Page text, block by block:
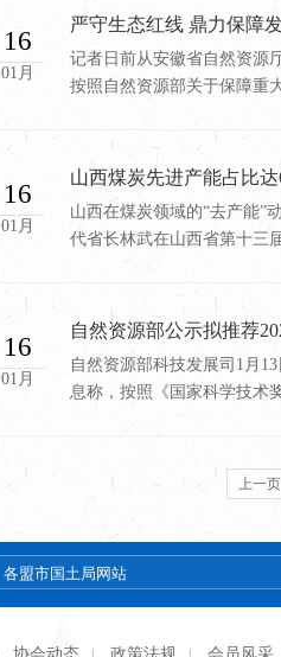
16
01月
严守生态红线 鼎力保障
记者日前从安徽省自然资源
按照自然资源部关于保障重
16
01月
山西煤炭先进产能占比达
山西在煤炭领域的“去产能”
代省长林武在山西省第十三
16
01月
自然资源部公示拟推荐
自然资源部科技发展司1月
息称，按照《国家科学技术
上一页